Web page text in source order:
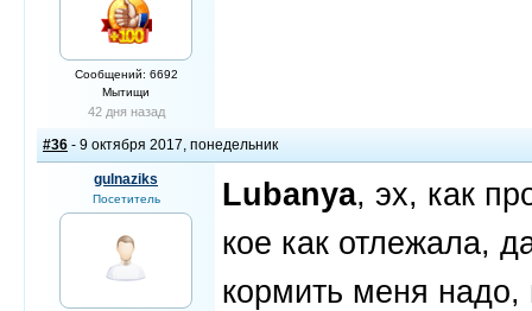
Сообщений: 6692
Мытищи
42 дня назад
#36 - 9 октября 2017, понедельник
gulnaziks
Посетитель Lubanya, эх, как
кое как отлежала,
кормить меня